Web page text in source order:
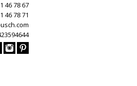
46 78 67
46 78 71